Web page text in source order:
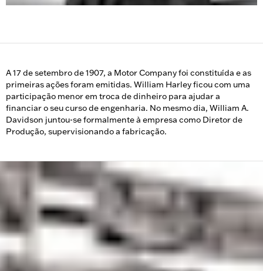
A 17 de setembro de 1907, a Motor Company foi constituída e as
primeiras ações foram emitidas. William Harley ficou com uma
participação menor em troca de dinheiro para ajudar a
financiar o seu curso de engenharia. No mesmo dia, William A.
Davidson juntou-se formalmente à empresa como Diretor de
Produção, supervisionando a fabricação.